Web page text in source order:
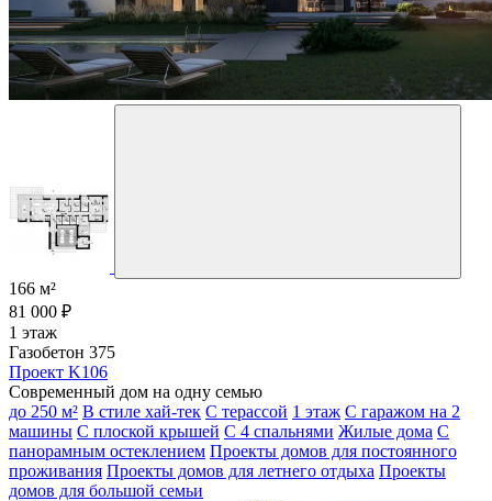
166 м²
81 000 ₽
1 этаж
Газобетон 375
Проект K106
Современный дом на одну семью
до 250 м² В стиле хай-тек С терассой 1 этаж С гаражом на 2
машины С плоской крышей С 4 спальнями Жилые дома С
панорамным остеклением Проекты домов для постоянного
проживания Проекты домов для летнего отдыха Проекты
домов для большой семьи